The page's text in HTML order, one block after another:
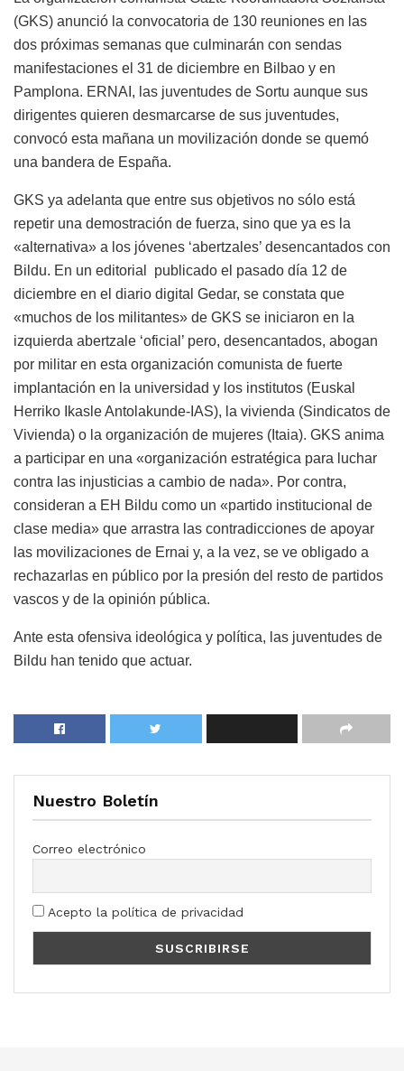
(GKS) anunció la convocatoria de 130 reuniones en las
dos próximas semanas que culminarán con sendas
manifestaciones el 31 de diciembre en Bilbao y en
Pamplona. ERNAI, las juventudes de Sortu aunque sus
dirigentes quieren desmarcarse de sus juventudes,
convocó esta mañana un movilización donde se quemó
una bandera de España.
GKS ya adelanta que entre sus objetivos no sólo está
repetir una demostración de fuerza, sino que ya es la
«alternativa» a los jóvenes ‘abertzales’ desencantados con
Bildu. En un editorial publicado el pasado día 12 de
diciembre en el diario digital Gedar, se constata que
«muchos de los militantes» de GKS se iniciaron en la
izquierda abertzale ‘oficial’ pero, desencantados, abogan
por militar en esta organización comunista de fuerte
implantación en la universidad y los institutos (Euskal
Herriko Ikasle Antolakunde-IAS), la vivienda (Sindicatos de
Vivienda) o la organización de mujeres (Itaia). GKS anima
a participar en una «organización estratégica para luchar
contra las injusticias a cambio de nada». Por contra,
consideran a EH Bildu como un «partido institucional de
clase media» que arrastra las contradicciones de apoyar
las movilizaciones de Ernai y, a la vez, se ve obligado a
rechazarlas en público por la presión del resto de partidos
vascos y de la opinión pública.
Ante esta ofensiva ideológica y política, las juventudes de
Bildu han tenido que actuar.
Nuestro Boletín
Correo electrónico
Acepto la política de privacidad